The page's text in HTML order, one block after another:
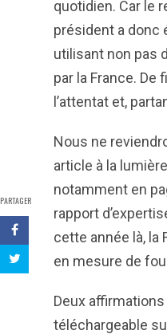
PARTAGER
quotidien. Car le
président a donc
utilisant non pas
par la France. De
l’attentat et,
Nous ne
article à la
notamment en
rapport
cette année là, la
en mesure de
Deux
téléchargeable